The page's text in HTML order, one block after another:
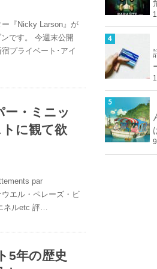
ー『Nicky Larson』が
です。 今週末公開
プライベート･アイ
ー・ミニッ
に観て欲
par
エル・ペレーズ・ビ
ネルetc 評…
5年の歴史